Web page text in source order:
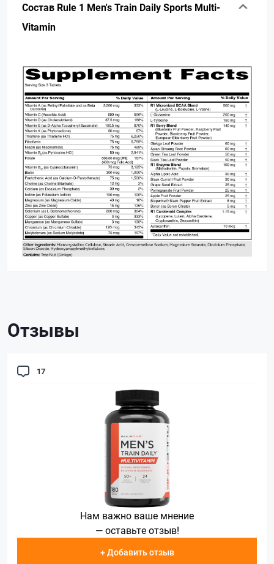
Состав Rule 1 Men's Train Daily Sports Multi-
Vitamin
Отзывы
17
Нам важно ваше мнение
— оставьте отзыв!
+ Добавить отзыв